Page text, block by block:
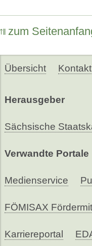
zum
Übersicht Kontakt
Herausgeber
Sächsische
Verwandte Portale
Medienservice
FÖMISAX
Karriereportal